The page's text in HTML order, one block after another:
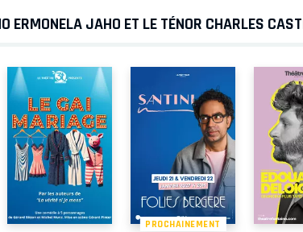
ERMONELA JAHO ET LE TÉNOR CHARLES
PROCHAINEMENT